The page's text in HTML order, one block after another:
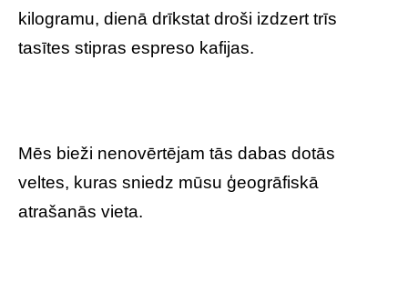
kilogramu, dienā drīkstat droši izdzert trīs
tasītes stipras espreso kafijas.
Mēs bieži nenovērtējam tās dabas dotās
veltes, kuras sniedz mūsu ģeogrāfiskā
atrašanās vieta.